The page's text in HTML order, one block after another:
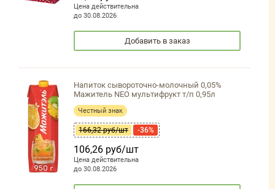
Цена действительна
до 30.08.2026
Добавить в заказ
Напиток сывороточно-молочный 0,05%
Мажитель NEO мультифрукт т/п 0,95л
Честный знак
166,32 руб/шт -36%
106,26 руб/шт
Цена действительна
до 30.08.2026